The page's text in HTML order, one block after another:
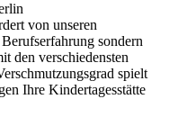
von unseren
sondern
den verschiedensten
spielt
Ihre Kindertagesstätte